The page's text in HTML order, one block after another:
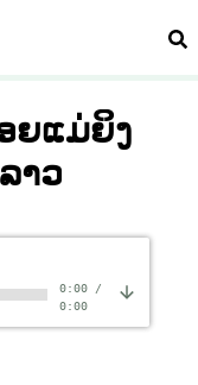
ຄົ້
ຍແມ່ຍິງ
າວ
0:00/
0:00